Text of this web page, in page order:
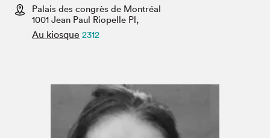
Espace médias
Palais des congrès de Montréal
1001 Jean Paul Riopelle Pl,
Au kiosque 2312